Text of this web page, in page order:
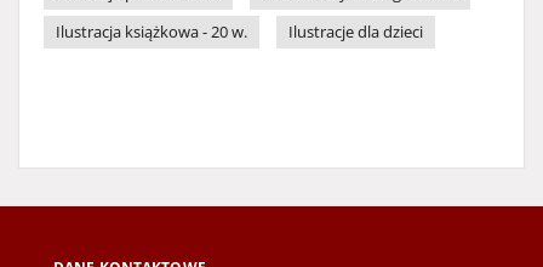
Ilustracja książkowa - 20 w.
Ilustracje dla dzieci